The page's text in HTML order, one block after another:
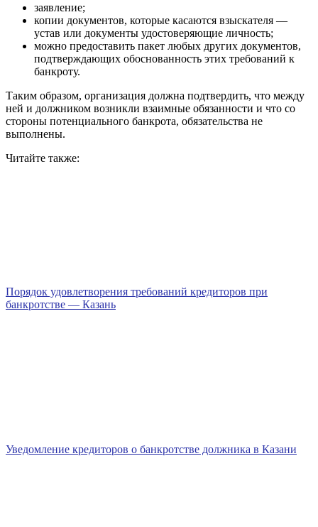
заявление;
копии документов, которые касаются взыскателя —
устав или документы удостоверяющие личность;
можно предоставить пакет любых других документов,
подтверждающих обоснованность этих требований к
банкроту.
Таким образом, организация должна подтвердить, что между
ней и должником возникли взаимные обязанности и что со
стороны потенциального банкрота, обязательства не
выполнены.
Читайте также:
Порядок удовлетворения требований кредиторов при
банкротстве — Казань
Уведомление кредиторов о банкротстве должника в Казани